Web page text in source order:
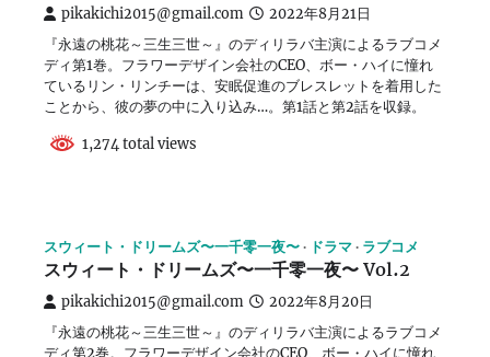
pikakichi2015@gmail.com 2022年8月21日
『永遠の桃花～三生三世～』のディリラバ主演によるラブコメ
ディ第1巻。フラワーデザイン会社のCEO、ボー・ハイに憧れ
ているリン・リンチーは、安眠促進のブレスレットを着用した
ことから、彼の夢の中に入り込み…。第1話と第2話を収録。
1,274 total views
スウィート・ドリームズ〜一千零一夜〜 ドラマ ラブコメ
スウィート・ドリームズ〜一千零一夜〜 Vol.2
pikakichi2015@gmail.com 2022年8月20日
『永遠の桃花～三生三世～』のディリラバ主演によるラブコメ
ディ第2巻。フラワーデザイン会社のCEO、ボー・ハイに憧れ